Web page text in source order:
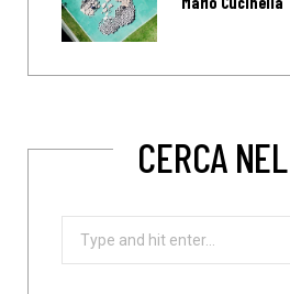
CERCA